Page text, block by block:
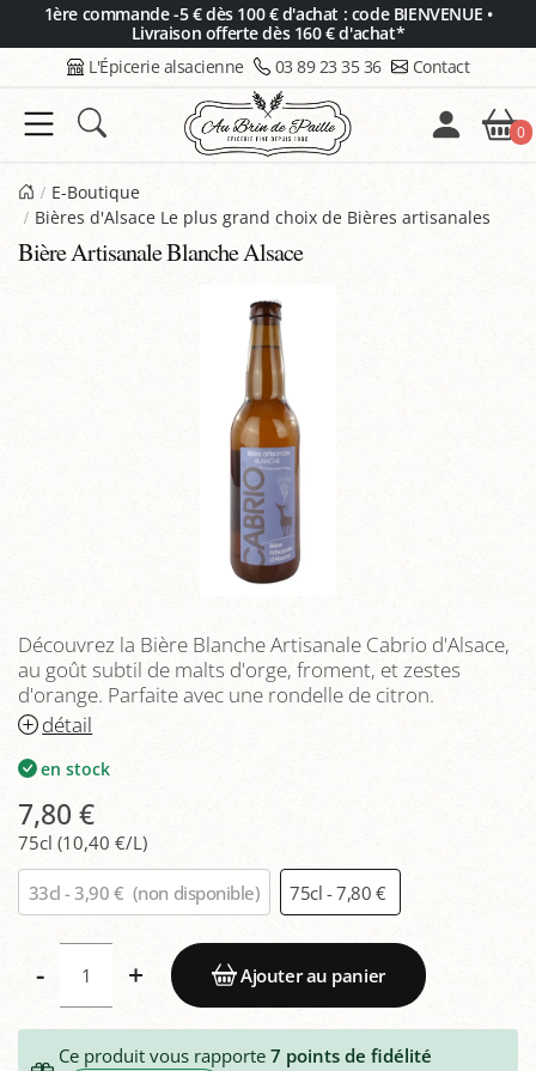
1ère commande -5 € dès 100 € d'achat : code BIENVENUE •
Livraison offerte dès 160 € d'achat*
L'Épicerie alsacienne 03 89 23 35 36 Contact
0
E-Boutique
Bières d'Alsace Le plus grand choix de Bières artisanales
Bière Artisanale Blanche Alsace
Découvrez la Bière Blanche Artisanale Cabrio d'Alsace,
au goût subtil de malts d'orge, froment, et zestes
d'orange. Parfaite avec une rondelle de citron.
détail
en stock
7,80 €
75cl (10,40 €/L)
33cl - 3,90 € (non disponible) 75cl - 7,80 €
- + Ajouter au panier
Ce produit vous rapporte 7 points de fidélité
Panneau de gestion des cookies